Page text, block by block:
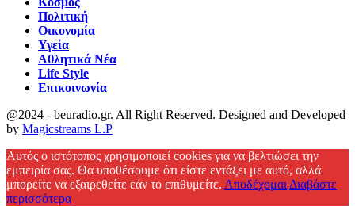
Πολιτική
Οικονομία
Υγεία
Αθλητικά Νέα
Life Style
Επικοινωνία
@2024 - beuradio.gr. All Right Reserved. Designed and Developed
by Magicstreams L.P
Αυτός ο ιστότοπος χρησιμοποιεί cookies για να βελτιώσει την
εμπειρία σας. Θα υποθέσουμε ότι είστε εντάξει με αυτό, αλλά
μπορείτε να εξαιρεθείτε εάν το επιθυμείτε. Αποδέχομαι Διαβάστε
περισσότερα